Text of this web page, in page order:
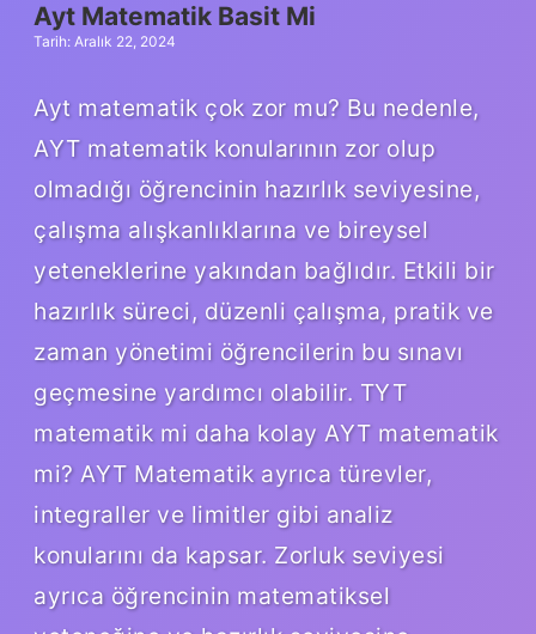
Ayt Matematik Basit Mi
Tarih: Aralık 22, 2024
Ayt matematik çok zor mu? Bu nedenle,
AYT matematik konularının zor olup
olmadığı öğrencinin hazırlık seviyesine,
çalışma alışkanlıklarına ve bireysel
yeteneklerine yakından bağlıdır. Etkili bir
hazırlık süreci, düzenli çalışma, pratik ve
zaman yönetimi öğrencilerin bu sınavı
geçmesine yardımcı olabilir. TYT
matematik mi daha kolay AYT matematik
mi? AYT Matematik ayrıca türevler,
integraller ve limitler gibi analiz
konularını da kapsar. Zorluk seviyesi
ayrıca öğrencinin matematiksel